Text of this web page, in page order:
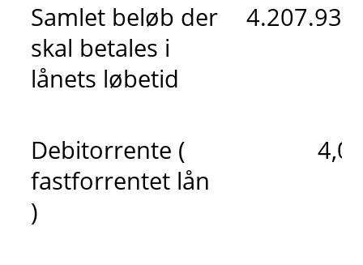
Samlet beløb der
skal betales i
lånets løbetid
4.207.934
Debitorrente (
fastforrentet lån
)